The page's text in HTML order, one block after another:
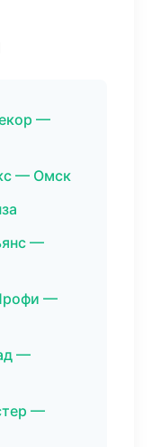
—
— Омск
—
—
—
—